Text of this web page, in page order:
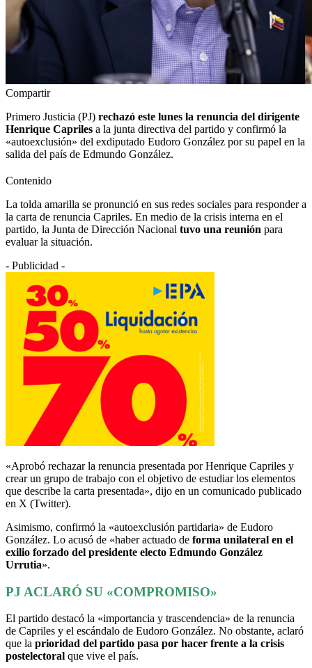
Compartir
Primero Justicia (PJ) rechazó este lunes la renuncia del dirigente
Henrique Capriles a la junta directiva del partido y confirmó la
«autoexclusión» del exdiputado Eudoro González por su papel en la
salida del país de Edmundo González.
Contenido
La tolda amarilla se pronunció en sus redes sociales para responder a
la carta de renuncia Capriles. En medio de la crisis interna en el
partido, la Junta de Dirección Nacional tuvo una reunión para
evaluar la situación.
- Publicidad -
«Aprobó rechazar la renuncia presentada por Henrique Capriles y
crear un grupo de trabajo con el objetivo de estudiar los elementos
que describe la carta presentada», dijo en un comunicado publicado
en X (Twitter).
Asimismo, confirmó la «autoexclusión partidaria» de Eudoro
González. Lo acusó de «haber actuado de forma unilateral en el
exilio forzado del presidente electo Edmundo González
Urrutia».
PJ ACLARÓ SU «COMPROMISO»
El partido destacó la «importancia y trascendencia» de la renuncia
de Capriles y el escándalo de Eudoro González. No obstante, aclaró
que la prioridad del partido pasa por hacer frente a la crisis
postelectoral que vive el país.